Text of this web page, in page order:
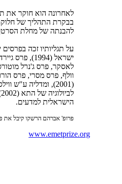
לאחרונה הוא חוקר את
בבקרת התהליך של
להבנתה של מחלת
על תגליותיו זכה
וולף, פרס מסרי, פרס
(2001), ומדליה ע"ש
הישראלית למדעים.
פרופ' אברהם הרשקו קיבל את פרס
www.emetprize.org